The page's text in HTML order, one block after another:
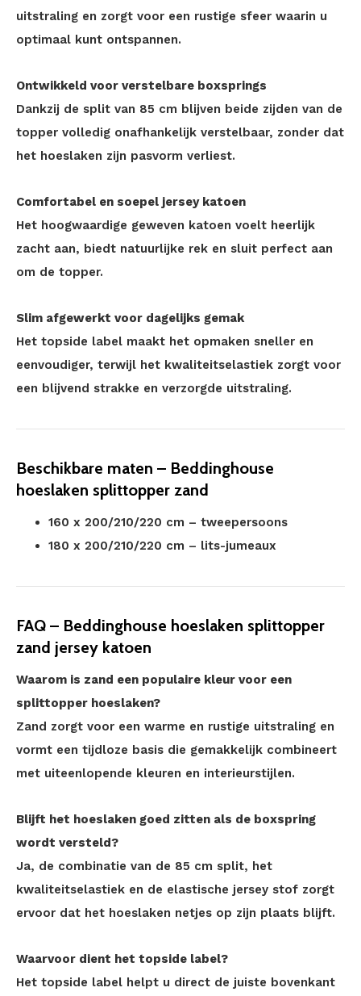
uitstraling en zorgt voor een rustige sfeer waarin u
optimaal kunt ontspannen.
Ontwikkeld voor verstelbare boxsprings
Dankzij de split van 85 cm blijven beide zijden van de
topper volledig onafhankelijk verstelbaar, zonder dat
het hoeslaken zijn pasvorm verliest.
Comfortabel en soepel jersey katoen
Het hoogwaardige geweven katoen voelt heerlijk
zacht aan, biedt natuurlijke rek en sluit perfect aan
om de topper.
Slim afgewerkt voor dagelijks gemak
Het topside label maakt het opmaken sneller en
eenvoudiger, terwijl het kwaliteitselastiek zorgt voor
een blijvend strakke en verzorgde uitstraling.
Beschikbare maten – Beddinghouse
hoeslaken splittopper zand
160 x 200/210/220 cm – tweepersoons
180 x 200/210/220 cm – lits-jumeaux
FAQ – Beddinghouse hoeslaken splittopper
zand jersey katoen
Waarom is zand een populaire kleur voor een
splittopper hoeslaken?
Zand zorgt voor een warme en rustige uitstraling en
vormt een tijdloze basis die gemakkelijk combineert
met uiteenlopende kleuren en interieurstijlen.
Blijft het hoeslaken goed zitten als de boxspring
wordt versteld?
Ja, de combinatie van de 85 cm split, het
kwaliteitselastiek en de elastische jersey stof zorgt
ervoor dat het hoeslaken netjes op zijn plaats blijft.
Waarvoor dient het topside label?
Het topside label helpt u direct de juiste bovenkant